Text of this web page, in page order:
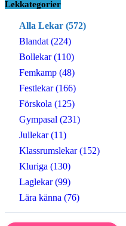
Lekkategorier
Alla Lekar (572)
Blandat (224)
Bollekar (110)
Femkamp (48)
Festlekar (166)
Förskola (125)
Gympasal (231)
Jullekar (11)
Klassrumslekar (152)
Kluriga (130)
Laglekar (99)
Lära känna (76)